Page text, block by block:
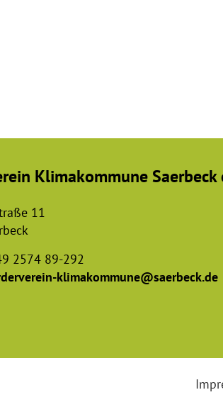
Klimakommune Saerbeck
11
2574 89-292
klimakommune@saerbeck.de